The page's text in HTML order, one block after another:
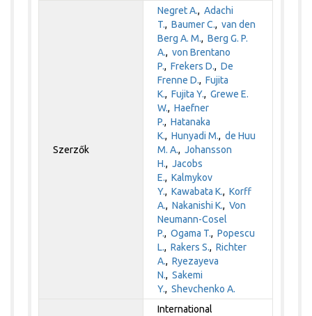
Szerzők
Negret A.,Adachi
T.,Baumer C.,van den
Berg A. M.,Berg G. P.
A.,von Brentano
P.,Frekers D.,De
Frenne D.,Fujita
K.,Fujita Y.,Grewe E.
W.,Haefner
P.,Hatanaka
K.,Hunyadi M.,de Huu
M. A.,Johansson
H.,Jacobs
E.,Kalmykov
Y.,Kawabata K.,Korff
A.,Nakanishi K.,Von
Neumann-Cosel
P.,Ogama T.,Popescu
L.,Rakers S.,Richter
A.,Ryezayeva
N.,Sakemi
Y.,Shevchenko A.
International